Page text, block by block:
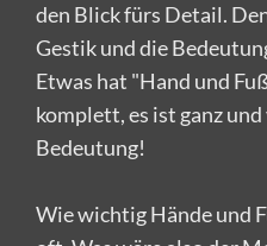
den Blick fürs Detail.
Gestik und die
Etwas hat "Hand und
komplett, es ist ganz
Bedeutung!
Wie wichtig Hände und